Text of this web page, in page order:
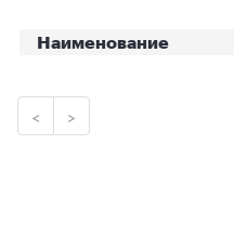
Наименование
< >